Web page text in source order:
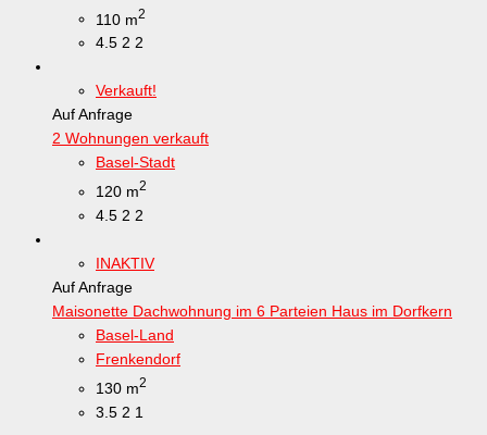
110 m2
4.5 2 2
Verkauft!
Auf Anfrage
2 Wohnungen verkauft
Basel-Stadt
120 m2
4.5 2 2
INAKTIV
Auf Anfrage
Maisonette Dachwohnung im 6 Parteien Haus im Dorfkern
Basel-Land
Frenkendorf
130 m2
3.5 2 1